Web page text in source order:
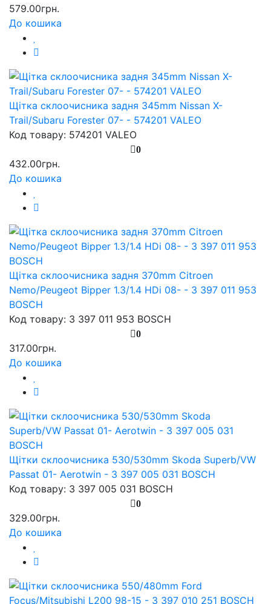
579.00грн.
До кошика
Щітка склоочисника задня 345mm Nissan X-
Trail/Subaru Forester 07- - 574201 VALEO
Код товару: 574201 VALEO
0
432.00грн.
До кошика
Щітка склоочисника задня 370mm Citroen
Nemo/Peugeot Bipper 1.3/1.4 HDi 08- - 3 397 011 953
BOSCH
Код товару: 3 397 011 953 BOSCH
0
317.00грн.
До кошика
Щітки склоочисника 530/530mm Skoda Superb/VW
Passat 01- Aerotwin - 3 397 005 031 BOSCH
Код товару: 3 397 005 031 BOSCH
0
329.00грн.
До кошика